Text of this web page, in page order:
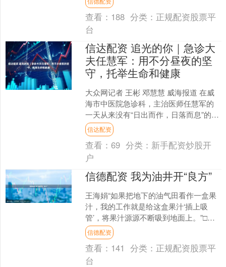
南移，千里....
查看： 188 分类： 正规配资股票平
台
信达配资 追光的你｜急诊大
夫任慧军：用不分昼夜的坚
守，托举生命和健康
大众网记者 王彬 邓慧慧 威海报道 在威
海市中医院急诊科，主治医师任慧军的
一天从来没有“日出而作，日落而息”的节
奏。凌晨的急诊大厅，往往是他最忙碌
的时刻——心脏....
信达配资
查看：69 分类： 新手配资炒股开
户
信德配资 我为油井开“良方”
王海娟“如果把地下的油气田看作一盒果
汁，我的工作就是给这盒果汁‘插上吸
管’，将果汁源源不断吸到地面上。”□本
报全媒体记者 王绿扬“这杯水泥浆流态不
好，太稠了，凝....
信德配资
查看： 141 分类： 正规配资股票平
台